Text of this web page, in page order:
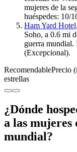
mujeres de la
huéspedes: 10/
Ham Yard
Soho, a 0.6 mi
guerra mundial.
(Excepcional).
RecomendablePrecio
estrellas
¿Dónde
a las mujeres
mundial?